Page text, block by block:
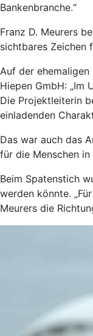
Bankenbranche.“
Franz D. Meurers
sichtbares Zeichen
Auf der
Hiepen GmbH: „Im
Die Projektleiterin
einladenden
Das war auch das
für die Menschen in
Beim Spatenstich
werden könnte.
Meurers die